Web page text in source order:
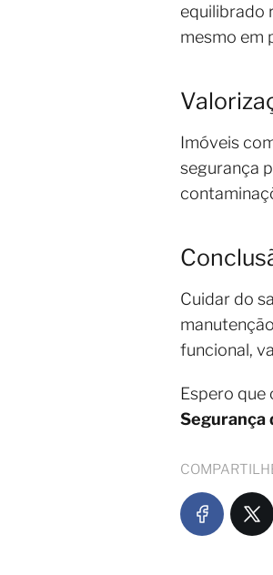
equilibrado
mesmo em
Imóveis
segurança
Cuidar do
funcional,
Espero que
Segurança